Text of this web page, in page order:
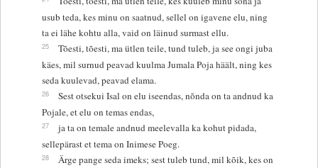
usub teda, kes minu on saatnud, sellel on igavene elu, ning
ta ei lähe kohtu alla, vaid on läinud surmast ellu.
25
Tõesti, tõesti, ma ütlen teile, tund tuleb, ja see ongi juba
käes, mil surnud peavad kuulma Jumala Poja häält, ning kes
seda kuulevad, peavad elama.
26
Sest otsekui Isal on elu iseendas, nõnda on ta andnud ka
Pojale, et elu on temas endas,
27
ja ta on temale andnud meelevalla ka kohut pidada,
sellepärast et tema on Inimese Poeg.
28
Ärge pange seda imeks; sest tuleb tund, mil kõik, kes on